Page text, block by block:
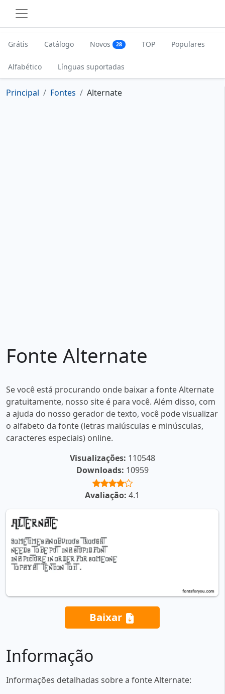
Grátis Catálogo Novos 28 TOP Populares
Alfabético Línguas suportadas
Principal Fontes Alternate
Fonte Alternate
Se você está procurando onde baixar a fonte Alternate
gratuitamente, nosso site é para você. Além disso, com
a ajuda do nosso gerador de texto, você pode visualizar
o alfabeto da fonte (letras maiúsculas e minúsculas,
caracteres especiais) online.
Visualizações: 110548
Downloads: 10959
Avaliação: 4.1
Baixar
Informação
Informações detalhadas sobre a fonte Alternate: